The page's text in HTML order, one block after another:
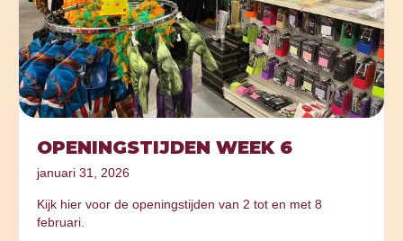
OPENINGSTIJDEN WEEK 6
januari 31, 2026
Kijk hier voor de openingstijden van 2 tot en met 8
februari.